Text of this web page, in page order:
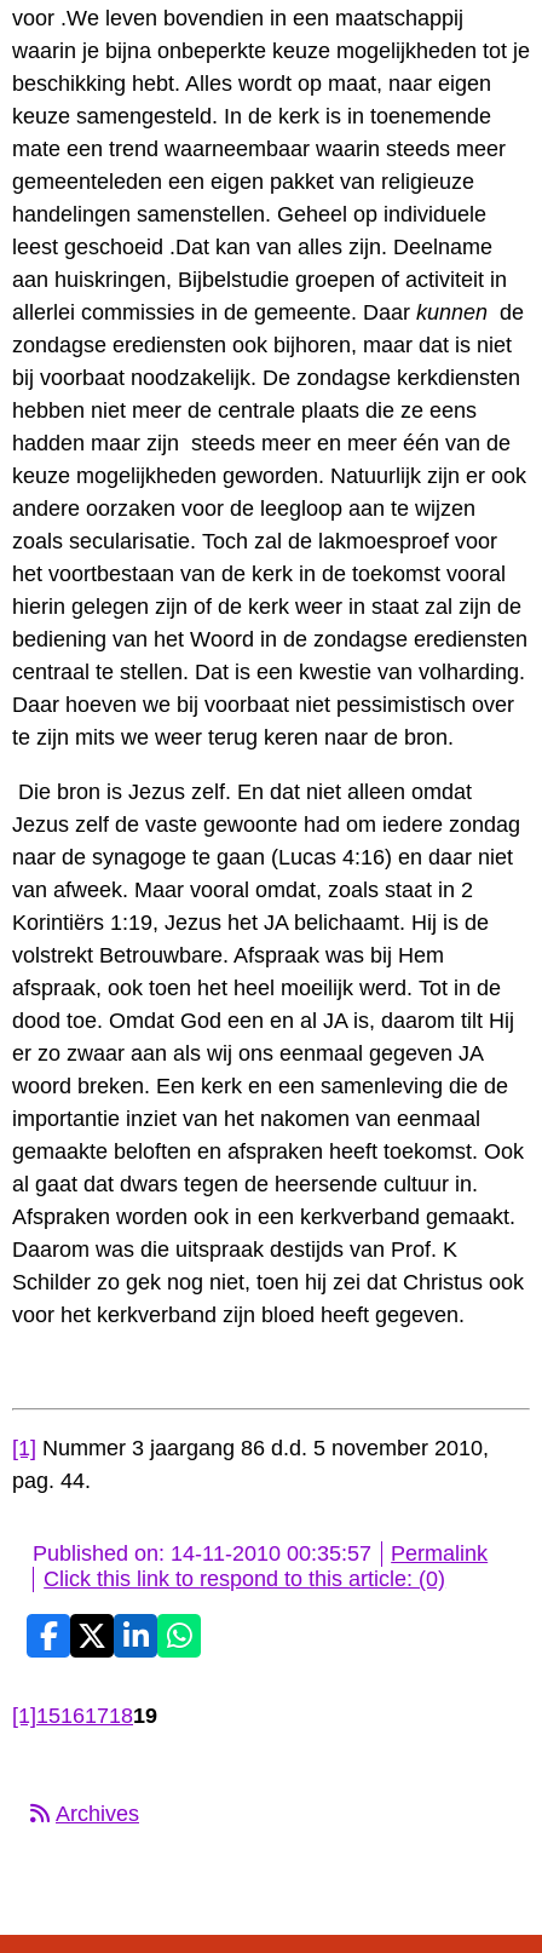
voor .We leven bovendien in een maatschappij
waarin je bijna onbeperkte keuze mogelijkheden tot je
beschikking hebt. Alles wordt op maat, naar eigen
keuze samengesteld. In de kerk is in toenemende
mate een trend waarneembaar waarin steeds meer
gemeenteleden een eigen pakket van religieuze
handelingen samenstellen. Geheel op individuele
leest geschoeid .Dat kan van alles zijn. Deelname
aan huiskringen, Bijbelstudie groepen of activiteit in
allerlei commissies in de gemeente. Daar kunnen de
zondagse erediensten ook bijhoren, maar dat is niet
bij voorbaat noodzakelijk. De zondagse kerkdiensten
hebben niet meer de centrale plaats die ze eens
hadden maar zijn steeds meer en meer één van de
keuze mogelijkheden geworden. Natuurlijk zijn er ook
andere oorzaken voor de leegloop aan te wijzen
zoals secularisatie. Toch zal de lakmoesproef voor
het voortbestaan van de kerk in de toekomst vooral
hierin gelegen zijn of de kerk weer in staat zal zijn de
bediening van het Woord in de zondagse erediensten
centraal te stellen. Dat is een kwestie van volharding.
Daar hoeven we bij voorbaat niet pessimistisch over
te zijn mits we weer terug keren naar de bron.
Die bron is Jezus zelf. En dat niet alleen omdat
Jezus zelf de vaste gewoonte had om iedere zondag
naar de synagoge te gaan (Lucas 4:16) en daar niet
van afweek. Maar vooral omdat, zoals staat in 2
Korintiërs 1:19, Jezus het JA belichaamt. Hij is de
volstrekt Betrouwbare. Afspraak was bij Hem
afspraak, ook toen het heel moeilijk werd. Tot in de
dood toe. Omdat God een en al JA is, daarom tilt Hij
er zo zwaar aan als wij ons eenmaal gegeven JA
woord breken. Een kerk en een samenleving die de
importantie inziet van het nakomen van eenmaal
gemaakte beloften en afspraken heeft toekomst. Ook
al gaat dat dwars tegen de heersende cultuur in.
Afspraken worden ook in een kerkverband gemaakt.
Daarom was die uitspraak destijds van Prof. K
Schilder zo gek nog niet, toen hij zei dat Christus ook
voor het kerkverband zijn bloed heeft gegeven.
[1] Nummer 3 jaargang 86 d.d. 5 november 2010,
pag. 44.
Published on: 14-11-2010 00:35:57
Permalink
Click this link to respond to this article: (0)
[1]1516171819
Archives